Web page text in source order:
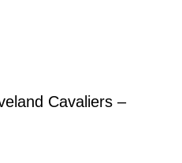
Cavaliers –